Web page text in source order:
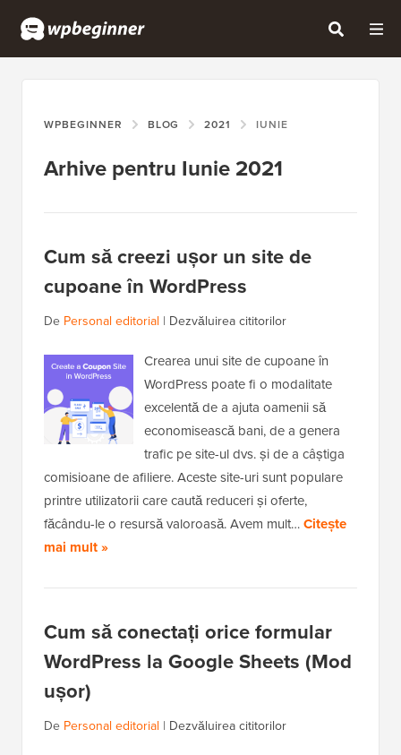
WPBEGINNER BLOG 2021 IUNIE
Arhive pentru Iunie 2021
Cum să creezi ușor un site de
cupoane în WordPress
De Personal editorial | Dezvăluirea cititorilor
Crearea unui site de cupoane în
WordPress poate fi o modalitate
excelentă de a ajuta oamenii să
economisească bani, de a genera
trafic pe site-ul dvs. și de a câștiga
comisioane de afiliere. Aceste site-uri sunt populare
printre utilizatorii care caută reduceri și oferte,
făcându-le o resursă valoroasă. Avem mult…Citește
mai mult »
Cum să conectați orice formular
WordPress la Google Sheets (Mod
ușor)
De Personal editorial | Dezvăluirea cititorilor